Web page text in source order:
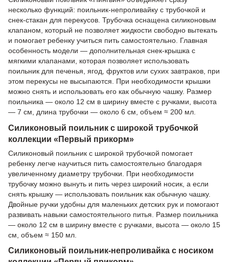
несколько функций: поильник-непроливайку с трубочкой и
снек-стакан для перекусов. Трубочка оснащена силиконовым
клапаном, который не позволяет жидкости свободно вытекать
и помогает ребенку учиться пить самостоятельно. Главная
особенность модели — дополнительная снек-крышка с
мягкими клапанами, которая позволяет использовать
поильник для печенья, ягод, фруктов или сухих завтраков, при
этом перекусы не высыпаются. При необходимости крышки
можно снять и использовать его как обычную чашку. Размер
поильника — около 12 см в ширину вместе с ручками, высота
— 7 см, длина трубочки — около 6 см, объем ≈ 200 мл.
Силиконовый поильник с широкой трубочкой
коллекции «Первый прикорм»
Силиконовый поильник с широкой трубочкой помогает
ребенку легче научиться пить самостоятельно благодаря
увеличенному диаметру трубочки. При необходимости
трубочку можно вынуть и пить через широкий носик, а если
снять крышку — использовать поильник как обычную чашку.
Двойные ручки удобны для маленьких детских рук и помогают
развивать навыки самостоятельного питья. Размер поильника
— около 12 см в ширину вместе с ручками, высота — около 15
см, объем ≈ 150 мл.
Силиконовый поильник-непроливайка с носиком